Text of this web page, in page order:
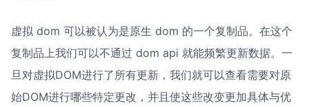
虚拟 dom 可以被认为是原生 dom 的一个复制品。在这个
复制品上我们可以不通过 dom api 就能频繁更新数据。一
旦对虚拟DOM进行了所有更新，我们就可以查看需要对原
始DOM进行哪些特定更改，并且使这些改变更加具体与优